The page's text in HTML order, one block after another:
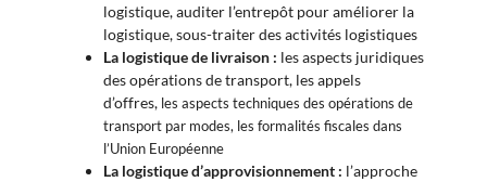
logistique, auditer l’entrepôt pour améliorer la
logistique, sous-traiter des activités logistiques
La logistique de livraison : les aspects juridiques
des opérations de transport, les appels
d’offres, les aspects techniques des opérations de
transport par modes, les formalités fiscales dans
l’Union Européenne
La logistique d’approvisionnement : l’approche